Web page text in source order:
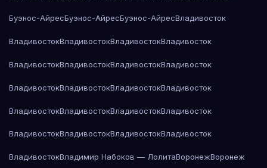
Буэнос-АйресБуэнос-АйресБуэнос-АйресВладивосток
ВладивостокВладивостокВладивостокВладивосток
ВладивостокВладивостокВладивостокВладивосток
ВладивостокВладивостокВладивостокВладивосток
ВладивостокВладивостокВладивостокВладивосток
ВладивостокВладивостокВладивостокВладивосток
ВладивостокВладимир Набоков — ЛолитаВоронежВоронеж